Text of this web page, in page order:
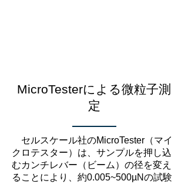
MicroTesterによる微粒子測
定
セルスケール社のMicroTester（マイ
クロテスター）は、サンプルを押し込
むカンチレバー（ビーム）の径を変え
ることにより、約0.005~500µNの試験